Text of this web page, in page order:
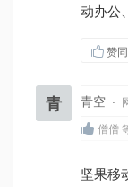
动办公
赞同
青 青空 ·
僧僧
坚果移